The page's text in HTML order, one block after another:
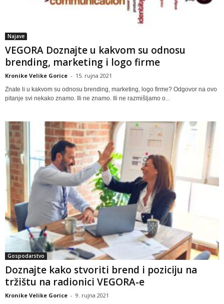
Najave
VEGORA Doznajte u kakvom su odnosu
brending, marketing i logo firme
Kronike Velike Gorice - 15. rujna 2021
Znate li u kakvom su odnosu brending, marketing, logo firme? Odgovor na ovo
pitanje svi nekako znamo. Ili ne znamo. Ili ne razmišljamo o...
Gospodarstvo
Doznajte kako stvoriti brend i poziciju na
tržištu na radionici VEGORA-e
Kronike Velike Gorice - 9. rujna 2021